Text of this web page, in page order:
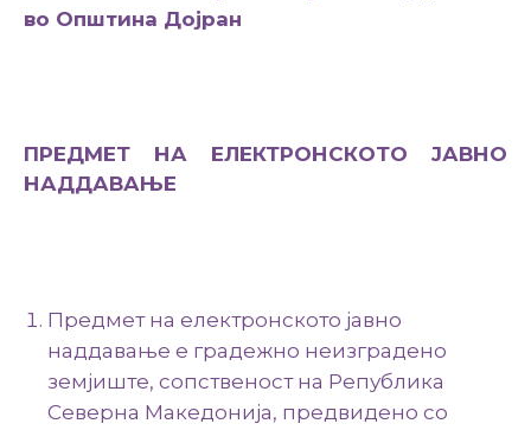
Финансии
во Општина Дојран
ПРЕДМЕТ НА ЕЛЕКТРОНСКОТО ЈАВНО
НАДДАВАЊЕ
Предмет на електронското јавно
наддавање е градежно неизградено
земјиште, сопственост на Република
Северна Македонија, предвидено со